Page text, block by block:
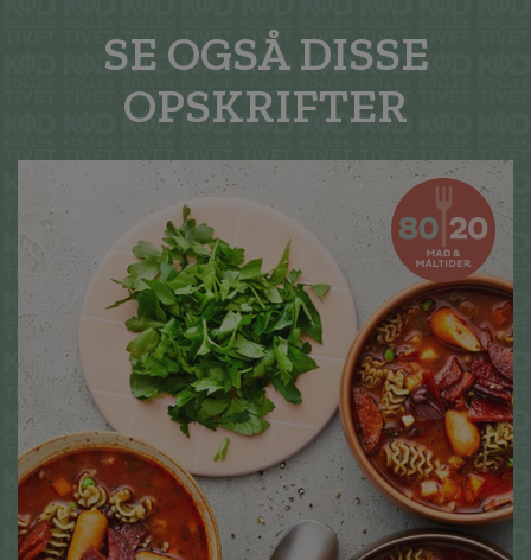
SE OGSÅ DISSE
OPSKRIFTER